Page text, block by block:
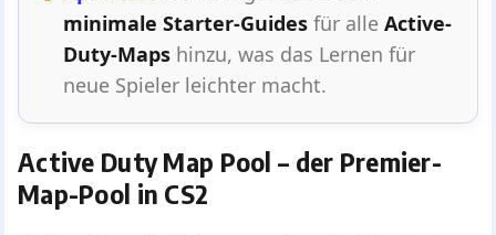
minimale Starter-Guides für alleActive-
Duty-Maps hinzu, was das Lernen für
neue Spieler leichter macht.
Active Duty Map Pool – der Premier-
Map-Pool in CS2